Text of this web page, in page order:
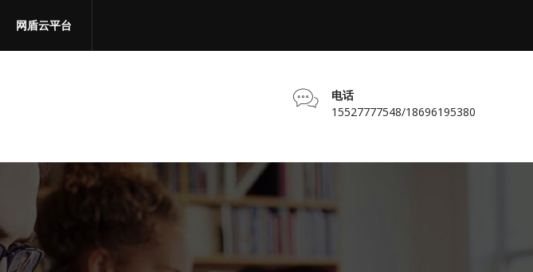
网盾云平台
电话
15527777548/18696195380